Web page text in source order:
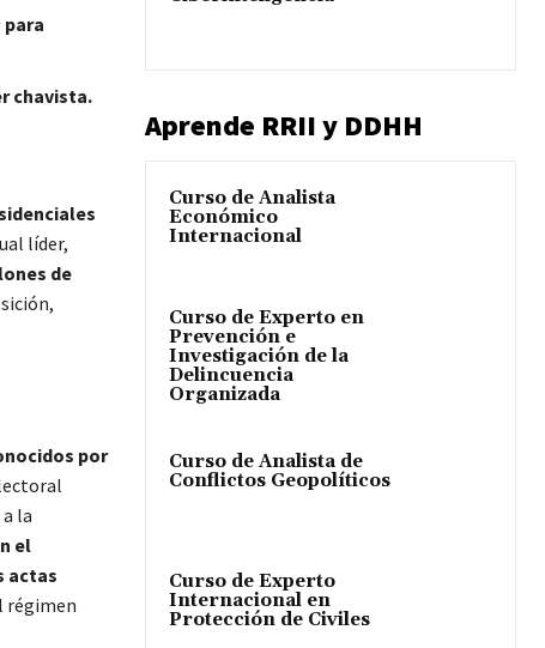
chavista.
líder,
de
por
la
el
actas
régimen
Aprende RRII y DDHH
Curso de Analista
Económico
Internacional
Curso de Experto en
Prevención e
Investigación de la
Delincuencia
Organizada
Curso de Analista de
Conflictos Geopolíticos
Curso de Experto
Internacional en
Protección de Civiles